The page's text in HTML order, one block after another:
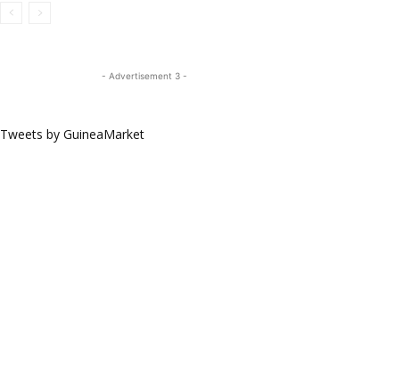
- Advertisement 3 -
Tweets by GuineaMarket